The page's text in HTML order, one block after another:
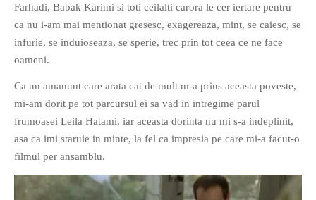
Farhadi, Babak Karimi si toti ceilalti carora le cer iertare pentru
ca nu i-am mai mentionat gresesc, exagereaza, mint, se caiesc, se
infurie, se induioseaza, se sperie, trec prin tot ceea ce ne face
oameni.
Ca un amanunt care arata cat de mult m-a prins aceasta poveste,
mi-am dorit pe tot parcursul ei sa vad in intregime parul
frumoasei Leila Hatami, iar aceasta dorinta nu mi s-a indeplinit,
asa ca imi staruie in minte, la fel ca impresia pe care mi-a facut-o
filmul per ansamblu.